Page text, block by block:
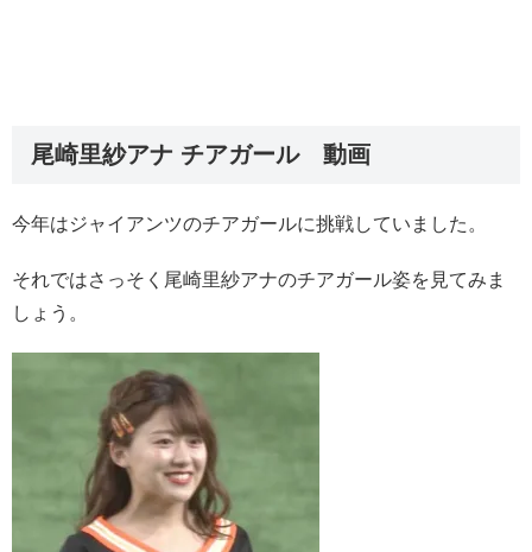
尾崎里紗アナ チアガール 動画
今年はジャイアンツのチアガールに挑戦していました。
それではさっそく尾崎里紗アナのチアガール姿を見てみま
しょう。